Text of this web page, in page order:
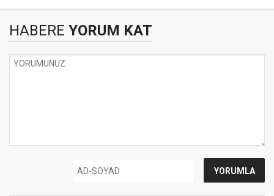
HABERE YORUM KAT